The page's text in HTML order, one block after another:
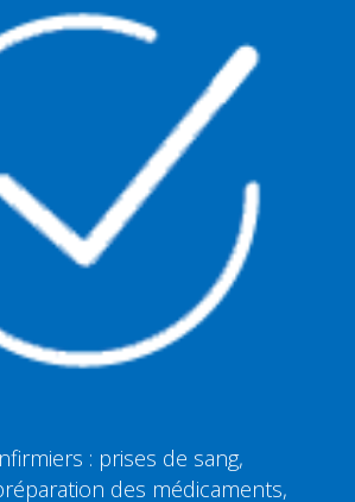
: prises de sang,
des médicaments,